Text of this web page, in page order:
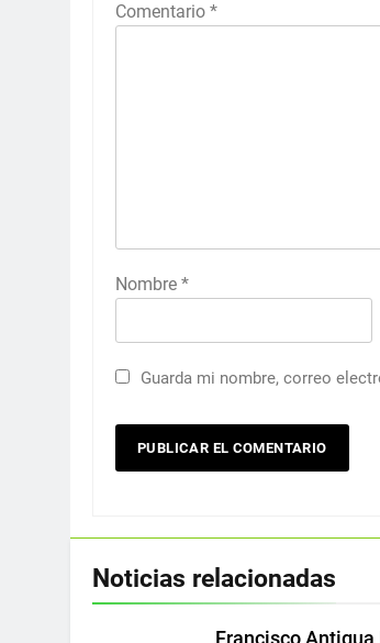
Comentario *
Nombre *
Guarda mi nombre, correo
Noticias relacionadas